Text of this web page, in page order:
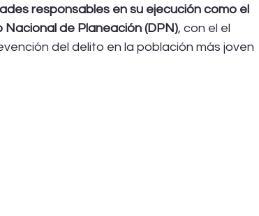
responsables en su ejecución como el
de Planeación (DPN), con el el
del delito en la población más joven